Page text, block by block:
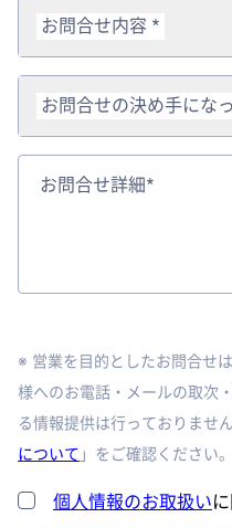
お問合せ内容 *
お問合せの決め手にな
お問合せ詳細*
※ 営業を目的としたお問合せ
様へのお電話・メールの取次
る情報提供は行っておりませ
について 」をご確認ください。
個人情報のお取扱い